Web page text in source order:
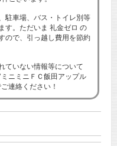
駐車場、バス・トイレ別等
す。ただいま 礼金ゼロ の
ので、引っ越し費用を節約
ていない情報等について
ニミニＦＣ飯田アップル
連絡ください！